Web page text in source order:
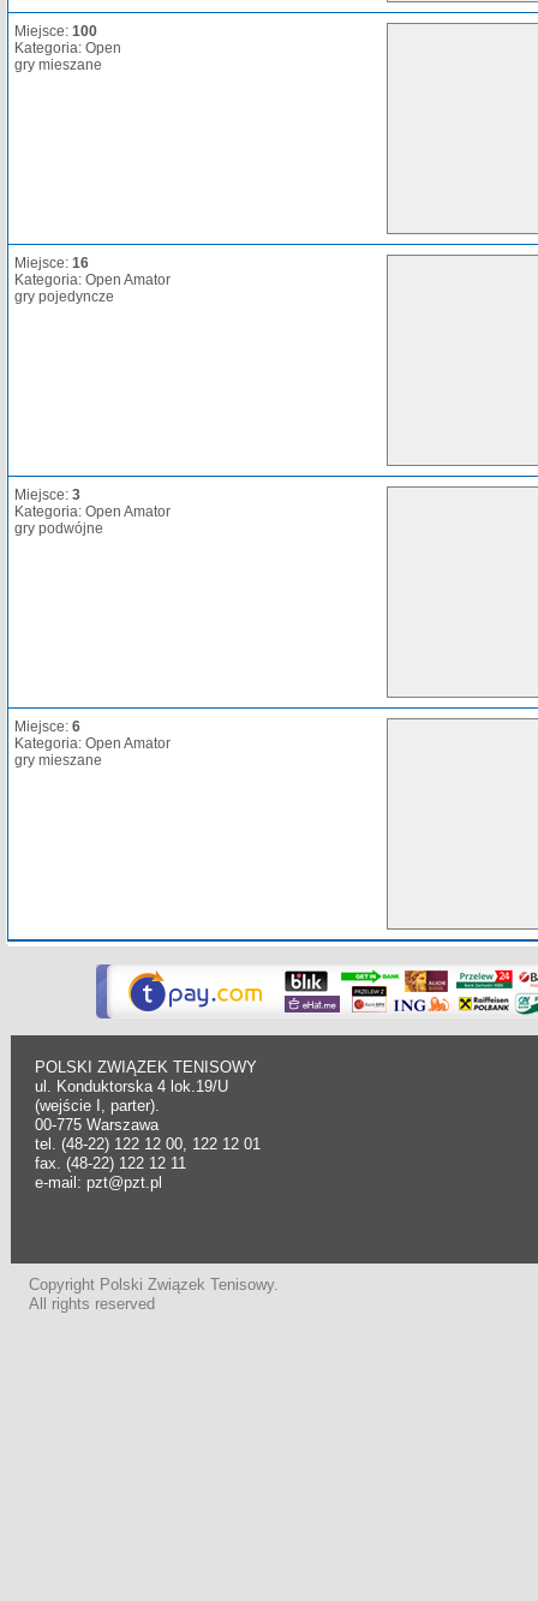
Miejsce: 100
Kategoria: Open
gry mieszane
Miejsce: 16
Kategoria: Open Amator
gry pojedyncze
Miejsce: 3
Kategoria: Open Amator
gry podwójne
Miejsce: 6
Kategoria: Open Amator
gry mieszane
POLSKI ZWIĄZEK TENISOWY
ul. Konduktorska 4 lok.19/U
(wejście I, parter).
00-775 Warszawa
tel. (48-22) 122 12 00, 122 12 01
fax. (48-22) 122 12 11
e-mail: pzt@pzt.pl
Copyright Polski Związek Tenisowy.
All rights reserved